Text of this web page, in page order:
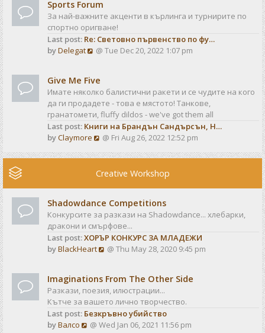
t
e
s
t
p
o
t
w
t
h
e
l
t
e
s
t
p
o
s
t
Sports Forum
За най-важните акценти в кърлинга и турнирите по
спортно оригване!
Last post: Re: Световно първенство по фу…
byDelegat
V
w
t
h
e
l
a
t
s
o
s
t
@ Tue Dec 20, 2022 1:07 pm
Give Me Five
Имате няколко балистични ракети и се чудите на кого
да ги продадете - това е мястото! Танкове,
гранатомети, fluffy dildos - we've got them all
Last post: Книги на Брандън Сандърсън, Н…
byClaymore
V
e
w
e
l
a
t
e
p
o
s
t
@ Fri Aug 26, 2022 12:52 pm
Creative Workshop
Shadowdance Competitions
Конкурсите за разкази на Shadowdance... хлебарки,
дракони и смърфове...
Last post:ХОРЪР КОНКУРС ЗА МЛАДЕЖИ
byBlackHeart
V
w
t
h
e
l
@ Thu May 28, 2020 9:45 pm
Imaginations From The Other Side
Разкази, поезия, илюстрации...
Кътче за вашето лично творчество.
Last post: Безкръвно убийство
byВалсо
V@ Wed Jan 06, 2021 11:56 pm